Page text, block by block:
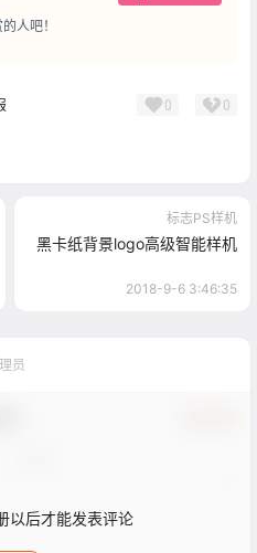
人吧！
0 0
标志PS样机
黑卡纸背景logo高级智能样机
2018-9-6 3:46:35
员
以后才能发表评论